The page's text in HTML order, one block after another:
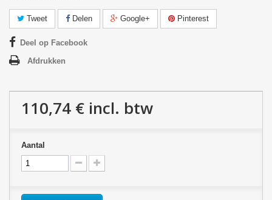
Tweet Delen Google+ Pinterest
Deel op Facebook
Afdrukken
110,74 € incl. btw
Aantal